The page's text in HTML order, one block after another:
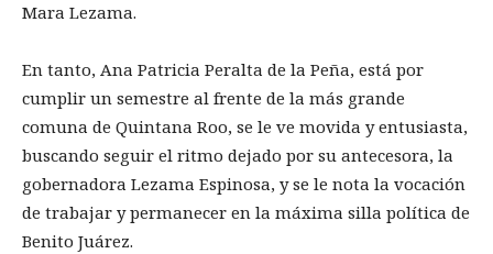
Mara Lezama.
En tanto, Ana Patricia Peralta de la Peña, está por
cumplir un semestre al frente de la más grande
comuna de Quintana Roo, se le ve movida y entusiasta,
buscando seguir el ritmo dejado por su antecesora, la
gobernadora Lezama Espinosa, y se le nota la vocación
de trabajar y permanecer en la máxima silla política de
Benito Juárez.